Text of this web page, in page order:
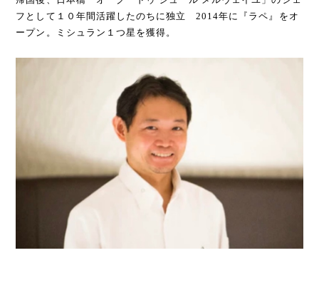
フとして１０年間活躍したのちに独立 2014年に『ラペ』をオ
ープン。ミシュラン１つ星を獲得。